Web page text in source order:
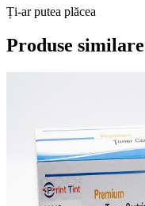
Ți-ar putea plăcea
Produse similare